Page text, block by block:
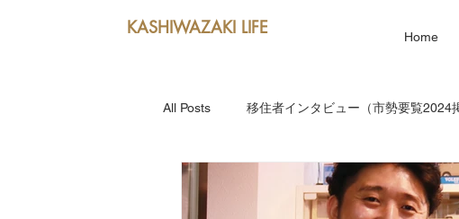
KASHIWAZAKI LIFE Home
All Posts 移住者インタビュー（市勢要覧2024
新潟産業大学キャンパスLIFE 柏崎LIFE